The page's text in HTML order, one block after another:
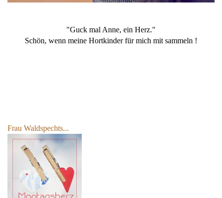
"Guck mal Anne, ein Herz."
Schön, wenn meine Hortkinder für mich mit sammeln !
Frau Waldspechts...